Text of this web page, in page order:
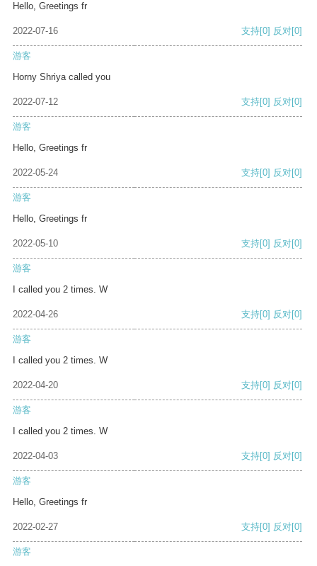
Hello, Greetings fr
2022-07-16 支持[0] 反对[0]
游客
Horny Shriya called you
2022-07-12 支持[0] 反对[0]
游客
Hello, Greetings fr
2022-05-24 支持[0] 反对[0]
游客
Hello, Greetings fr
2022-05-10 支持[0] 反对[0]
游客
I called you 2 times. W
2022-04-26 支持[0] 反对[0]
游客
I called you 2 times. W
2022-04-20 支持[0] 反对[0]
游客
I called you 2 times. W
2022-04-03 支持[0] 反对[0]
游客
Hello, Greetings fr
2022-02-27 支持[0] 反对[0]
游客